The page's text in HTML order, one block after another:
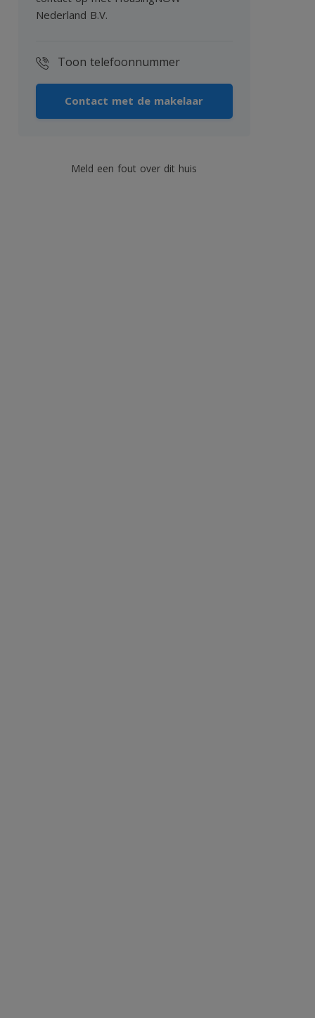
Nederland B.V.
Toon telefoonnummer
Contact met de makelaar
Meld een fout over dit huis